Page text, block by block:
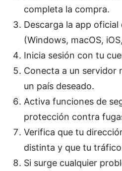
completa la compra.
Descarga la app
(Windows, macOS,
Inicia sesión con tu
Conecta a un servidor
un país deseado.
Activa funciones de
protección contra
Verifica que tu
distinta y que tu
Si surge cualquier